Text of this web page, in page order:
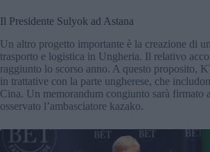
Il Presidente Sulyok ad Astana
Un altro progetto importante è la creazione di
trasporto e logistica in Ungheria. Il relativo
raggiunto lo scorso anno. A questo proposito,
in trattative con la parte ungherese, che
Cina. Un memorandum congiunto sarà firmato
osservato l’ambasciatore kazako.